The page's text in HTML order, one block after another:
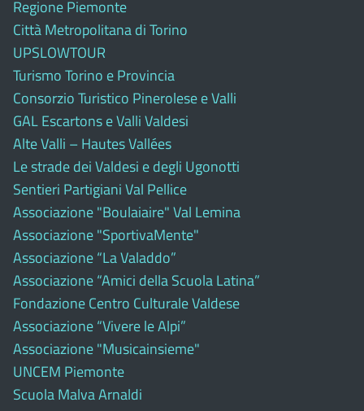
Regione Piemonte
Città Metropolitana di Torino
UPSLOWTOUR
Turismo Torino e Provincia
Consorzio Turistico Pinerolese e Valli
GAL Escartons e Valli Valdesi
Alte Valli – Hautes Vallées
Le strade dei Valdesi e degli Ugonotti
Sentieri Partigiani Val Pellice
Associazione "Boulaiaire" Val Lemina
Associazione "SportivaMente"
Associazione “La Valaddo”
Associazione “Amici della Scuola Latina”
Fondazione Centro Culturale Valdese
Associazione “Vivere le Alpi”
Associazione "Musicainsieme"
UNCEM Piemonte
Scuola Malva Arnaldi